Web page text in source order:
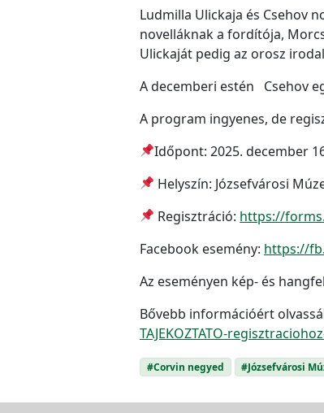
Ludmilla Ulickaja és Csehov
novelláknak a fordítója,
Ulickaját pedig az orosz
A decemberi estén Csehov
A program ingyenes, de
Időpont: 2025. december
Helyszín: Józsefvárosi
Regisztráció: https://
Facebook esemény: https://
Az eseményen kép- és
Bővebb információért
TAJEKOZTATO-
#Corvin negyed #Józsefvárosi